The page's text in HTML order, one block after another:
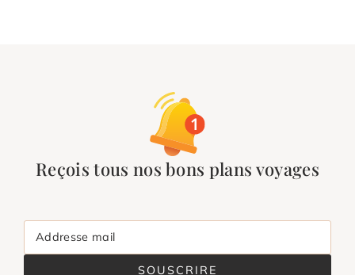
Reçois tous nos bons plans voyages
Addresse mail
SOUSCRIRE